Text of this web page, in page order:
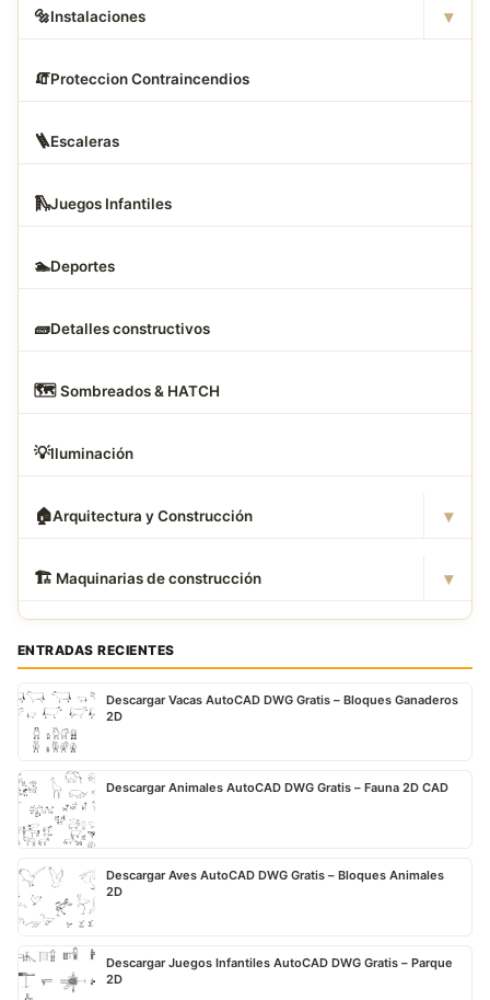
🔩Instalaciones ▾
🧯Proteccion Contraincendios
🪜Escaleras
🛝Juegos Infantiles
🏊Deportes
🧱Detalles constructivos
🗺️ Sombreados & HATCH
💡Iluminación
🏠Arquitectura y Construcción ▾
🏗 ️ Maquinarias de construcción ▾
ENTRADAS RECIENTES
Descargar Vacas AutoCAD DWG Gratis – Bloques Ganaderos
2D
Descargar Animales AutoCAD DWG Gratis – Fauna 2D CAD
Descargar Aves AutoCAD DWG Gratis – Bloques Animales
2D
Descargar Juegos Infantiles AutoCAD DWG Gratis – Parque
2D